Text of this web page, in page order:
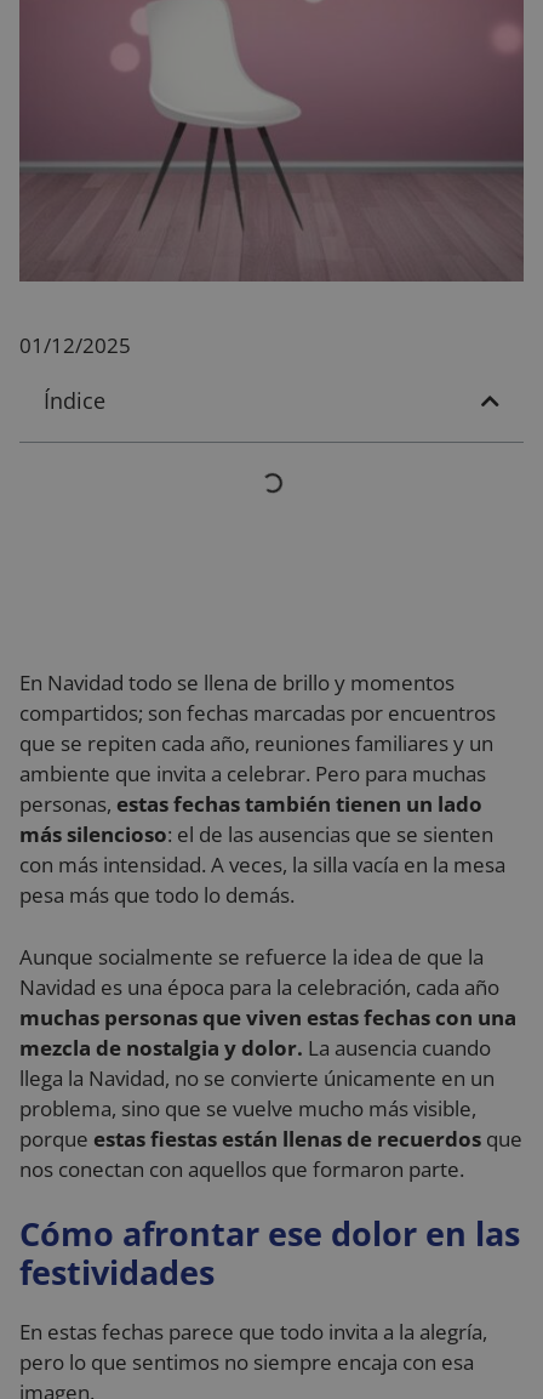
01/12/2025
Índice
En Navidad todo se llena de brillo y momentos
compartidos; son fechas marcadas por encuentros
que se repiten cada año, reuniones familiares y un
ambiente que invita a celebrar. Pero para muchas
personas, estas fechas también tienen un lado
más silencioso: el de las ausencias que se sienten
con más intensidad. A veces, la silla vacía en la mesa
pesa más que todo lo demás.
Aunque socialmente se refuerce la idea de que la
Navidad es una época para la celebración, cada año
muchas personas que viven estas fechas con una
mezcla de nostalgia y dolor. La ausencia cuando
llega la Navidad, no se convierte únicamente en un
problema, sino que se vuelve mucho más visible,
porque estas fiestas están llenas de recuerdos que
nos conectan con aquellos que formaron parte.
Cómo afrontar ese dolor en las
festividades
En estas fechas parece que todo invita a la alegría,
pero lo que sentimos no siempre encaja con esa
imagen.